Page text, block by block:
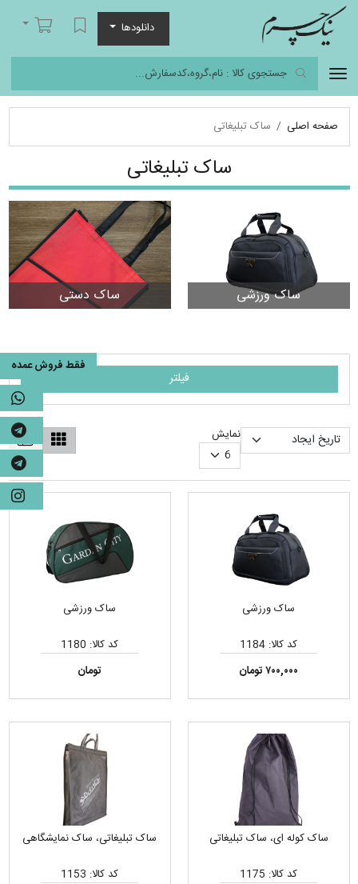
دانلودها
لیست مورد علاقه
سبد خرید
صفحه اصلی ساک تبلیغاتی
ساک تبلیغاتی
ساک ورزشی ساک دستی
فیلتر
نمایش
ساک ورزشی
کد کالا: 1184
۷۰۰,۰۰۰ تومان
ساک ورزشی
کد کالا: 1180
تومان
ساک کوله ای، ساک تبلیغاتی
کد کالا: 1175
ساک تبلیغاتی، ساک نمایشگاهی
کد کالا: 1153
فقط فروش عمده